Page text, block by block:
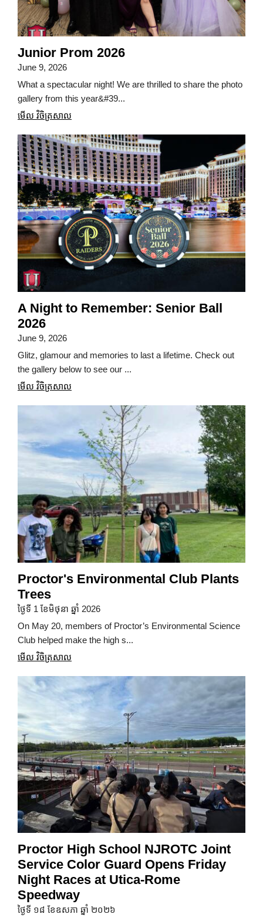
Junior Prom 2026
June 9, 2026
What a spectacular night! We are thrilled to share the photo
gallery from this year&#39...
មើល វិចិត្រសាល
A Night to Remember: Senior Ball
2026
June 9, 2026
Glitz, glamour and memories to last a lifetime. Check out
the gallery below to see our ...
មើល វិចិត្រសាល
Proctor's Environmental Club Plants
Trees
ថ្ងៃទី 1 ខែមិថុនា ឆ្នាំ 2026
On May 20, members of Proctor’s Environmental Science
Club helped make the high s...
មើល វិចិត្រសាល
Proctor High School NJROTC Joint
Service Color Guard Opens Friday
Night Races at Utica-Rome
Speedway
ថ្ងៃទី ១៨ ខែឧសភា ឆ្នាំ ២០២៦